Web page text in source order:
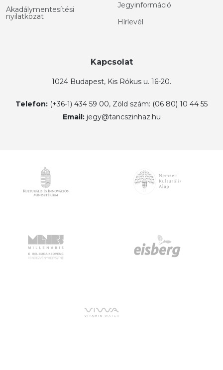
Akadálymentesítési
nyilatkozat
Jegyinformáció
Hírlevél
Kapcsolat
1024 Budapest, Kis Rókus u. 16-20.
Telefon: (+36-1) 434 59 00, Zöld szám: (06 80) 10 44 55
Email: jegy@tancszinhaz.hu